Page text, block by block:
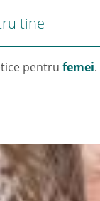
tine
pentru femei.